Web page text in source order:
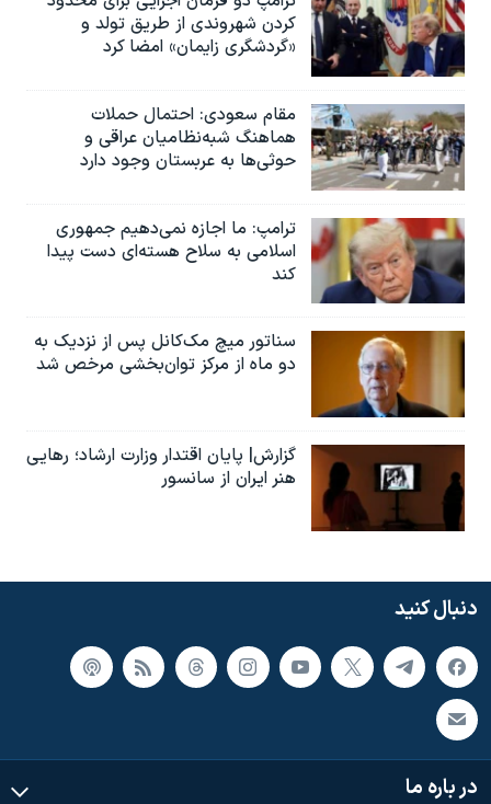
کردن شهروندی از طریق تولد و
«گردشگری زایمان» امضا کرد
مقام سعودی: احتمال حملات
هماهنگ شبه‌نظامیان عراقی و
حوثی‌ها به عربستان وجود دارد
ترامپ: ما اجازه نمی‌دهیم جمهوری
اسلامی به سلاح هسته‌ای دست پیدا
کند
سناتور میچ مک‌کانل پس از نزدیک به
دو ماه از مرکز توان‌بخشی مرخص شد
گزارش| پایان اقتدار وزارت ارشاد؛ رهایی
هنر ایران از سانسور
دنبال کنید
در باره ما